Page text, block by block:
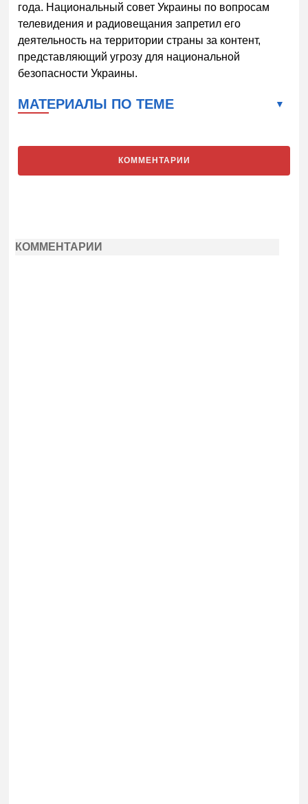
года. Национальный совет Украины по вопросам
телевидения и радиовещания запретил его
деятельность на территории страны за контент,
представляющий угрозу для национальной
безопасности Украины.
МАТЕРИАЛЫ ПО ТЕМЕ
КОММЕНТАРИИ
КОММЕНТАРИИ